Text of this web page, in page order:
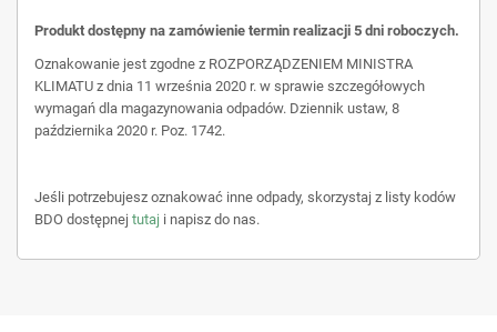
Produkt dostępny na zamówienie termin realizacji 5 dni roboczych.
Oznakowanie jest zgodne z ROZPORZĄDZENIEM MINISTRA
KLIMATU z dnia 11 września 2020 r. w sprawie szczegółowych
wymagań dla magazynowania odpadów. Dziennik ustaw, 8
października 2020 r. Poz. 1742.
Jeśli potrzebujesz oznakować inne odpady, skorzystaj z listy kodów
BDO dostępnej tutaj i napisz do nas.